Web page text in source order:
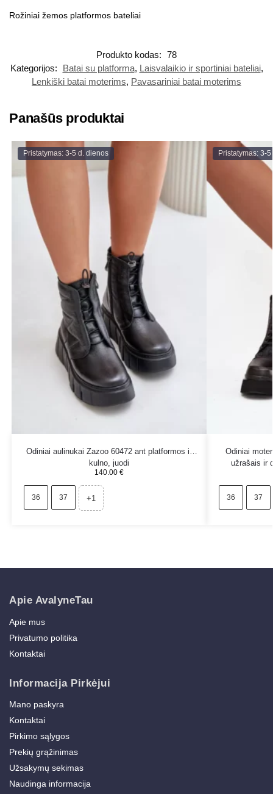
Rožiniai žemos platformos bateliai
Produkto kodas: 78
Kategorijos:
Batai su platforma, Laisvalaikio ir sportiniai bateliai,
Lenkiški batai moterims, Pavasariniai batai moterims
Panašūs produktai
Pristatymas: 3-5 d. dienos
Odiniai aulinukai Zazoo 60472 ant platformos ir
kulno, juodi
140.00 €
36 37 +1
Pristatymas: 3-
Odiniai
užrašais ir
36 37
Apie AvalyneTau
Apie mus
Privatumo politika
Kontaktai
Informacija Pirkėjui
Mano paskyra
Kontaktai
Pirkimo sąlygos
Prekių grąžinimas
Užsakymų sekimas
Naudinga informacija